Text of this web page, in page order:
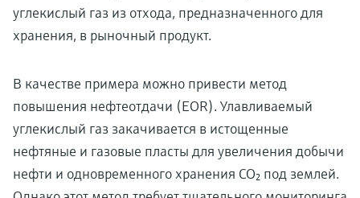
углекислый газ из отхода, предназначенного для
хранения, в рыночный продукт.
В качестве примера можно привести метод
повышения нефтеотдачи (EOR). Улавливаемый
углекислый газ закачивается в истощенные
нефтяные и газовые пласты для увеличения добычи
нефти и одновременного хранения CO₂ под землей.